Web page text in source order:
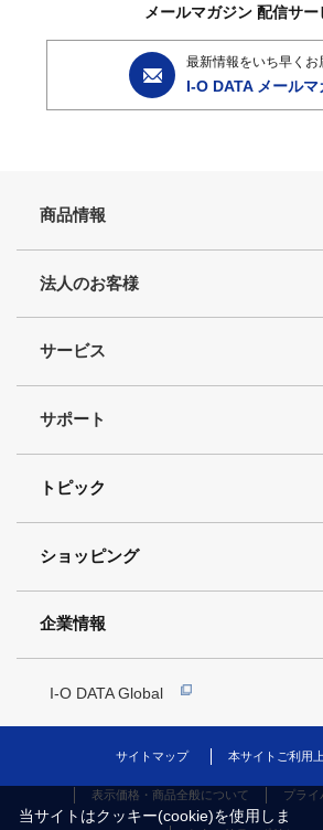
メールマガジン 配信サー
最新情報をいち早くお
I-O DATA メールマ
商品情報
法人のお客様
サービス
サポート
トピック
ショッピング
企業情報
I-O DATA Global
サイトマップ 本サイトご利用
表示価格・商品全般について プライ
当サイトはクッキー(cookie)を使用しま